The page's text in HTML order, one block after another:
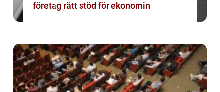
företag rätt stöd för ekonomin